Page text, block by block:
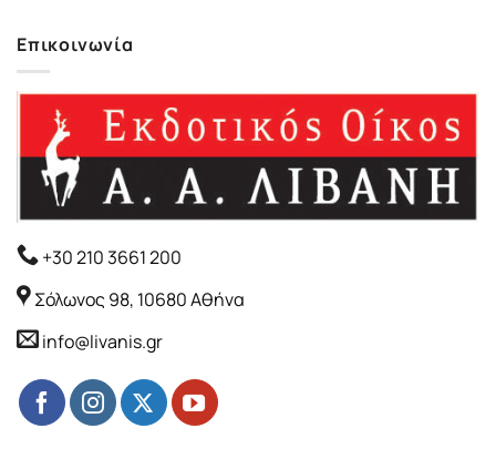
Επικοινωνία
+30 210 3661 200
Σόλωνος 98, 10680 Αθήνα
info@livanis.gr